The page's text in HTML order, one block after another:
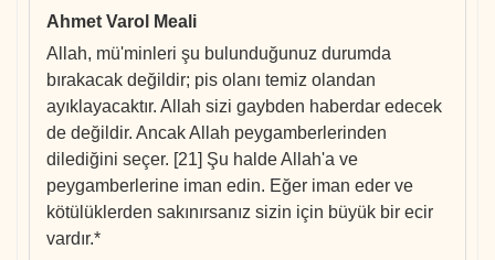
Ahmet Varol Meali
Allah, mü'minleri şu bulunduğunuz durumda
bırakacak değildir; pis olanı temiz olandan
ayıklayacaktır. Allah sizi gaybden haberdar edecek
de değildir. Ancak Allah peygamberlerinden
dilediğini seçer. [21] Şu halde Allah'a ve
peygamberlerine iman edin. Eğer iman eder ve
kötülüklerden sakınırsanız sizin için büyük bir ecir
vardır.*